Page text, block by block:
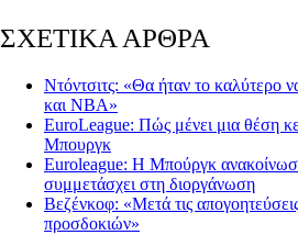
ΣΧΕΤΙΚΑ ΑΡΘΡΑ
Ντόντσιτς: «Θα ήταν το καλύτερο
και ΝΒΑ»
EuroLeague: Πώς μένει μια θέση
Μπουργκ
Euroleague: Η Μπούργκ
συμμετάσχει στη διοργάνωση
Βεζένκοφ: «Μετά τις
προσδοκιών»